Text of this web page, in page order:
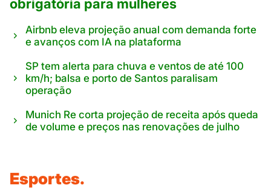
obrigatória para mulheres
Airbnb eleva projeção anual com demanda forte
e avanços com IA na plataforma
SP tem alerta para chuva e ventos de até 100
km/h; balsa e porto de Santos paralisam
operação
Munich Re corta projeção de receita após queda
de volume e preços nas renovações de julho
Esportes.